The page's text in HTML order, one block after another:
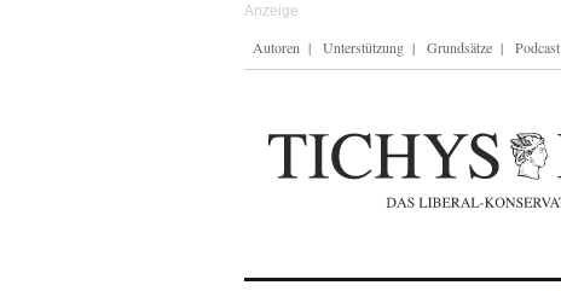
Autoren Unterstützung Grundsätze Podcast